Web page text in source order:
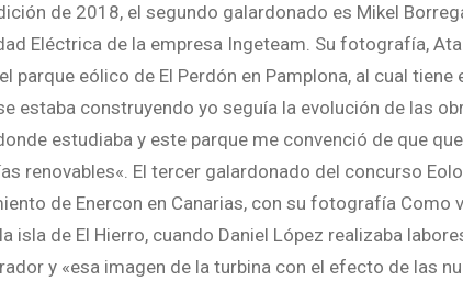
de 2018, el segundo galardonado es Mikel
Eléctrica de la empresa Ingeteam. Su fotografía,
parque eólico de El Perdón en Pamplona, al cual
estaba construyendo yo seguía la evolución de las
estudiaba y este parque me convenció de que
renovables«. El tercer galardonado del concurso
de Enercon en Canarias, con su fotografía Como
isla de El Hierro, cuando Daniel López realizaba
y «esa imagen de la turbina con el efecto de las